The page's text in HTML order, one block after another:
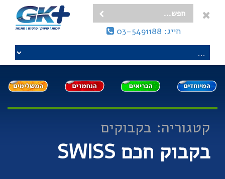
חייג: 03-5491188
קטגוריה: בקבוקים
בקבוק חכם SWISS